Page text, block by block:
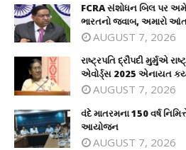
FCRA સંશોધન બિલ પર
ભારતનો જવાબ, અમારો
AUGUST 7, 2026
રાષ્ટ્રપતિ દ્રૌપદી મુર્મુએ
એવોર્ડ્સ 2025 એનાયત
AUGUST 7, 2026
વંદે માતરમના 150 વર્ષ
આયોજન
AUGUST 7, 2026